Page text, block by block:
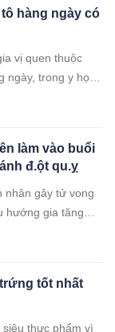
hàng ngày có
vị quen thuộc
trong y học
tía tô đun uống
Việc làm này
cần phải lưu ý gì?
làm vào buổi
đ.ột qu.ỵ
nhân gây tử vong
hướng gia tăng
tốt nhất
thực phẩm vì